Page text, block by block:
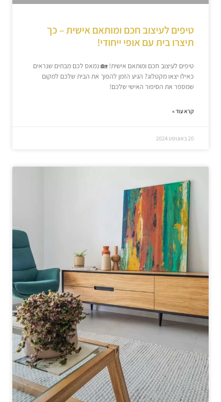
טיפים לעיצוב חכם ומותאם אישית – כך
תיצרו בית עם אופי ייחודי!
טיפים לעיצוב חכם ומותאם אישית! 🏡 נמאס לכם מבתים שנראים
כאילו יצאו מקטלוג? הגיע הזמן להפוך את הבית שלכם למקום
שמספר את הסיפור האישי שלכם!
קרא עוד »
20 באוגוסט 2024